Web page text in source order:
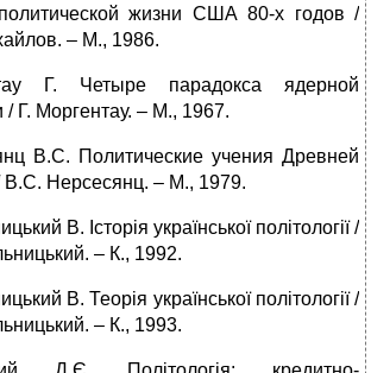
жизни США 80-х годов /
– М., 1986.
Г. Четыре парадокса ядерной
/ Г. Моргентау. – М., 1967.
В.С. Политические учения Древней
В.С. Нерсесянц. – М., 1979.
В. Історія української політології /
– К., 1992.
В. Теорія української політології /
– К., 1993.